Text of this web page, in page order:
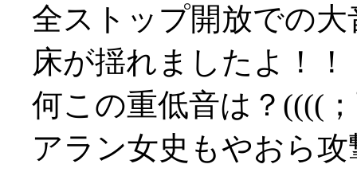
全ストップ開放での
床が揺れましたよ！！
何この重低音は？((((
アラン女史もやおら